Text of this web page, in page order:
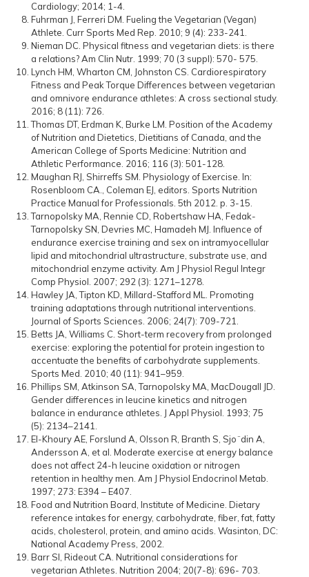
Cardiology; 2014; 1-4.
Fuhrman J, Ferreri DM. Fueling the Vegetarian (Vegan)
Athlete. Curr Sports Med Rep. 2010; 9 (4): 233-241.
Nieman DC. Physical fitness and vegetarian diets: is there
a relations? Am Clin Nutr. 1999; 70 (3 suppl): 570- 575.
Lynch HM, Wharton CM, Johnston CS. Cardiorespiratory
Fitness and Peak Torque Differences between vegetarian
and omnivore endurance athletes: A cross sectional study.
2016; 8 (11): 726.
Thomas DT, Erdman K, Burke LM. Position of the Academy
of Nutrition and Dietetics, Dietitians of Canada, and the
American College of Sports Medicine: Nutrition and
Athletic Performance. 2016; 116 (3): 501-128.
Maughan RJ, Shirreffs SM. Physiology of Exercise. In:
Rosenbloom CA., Coleman EJ, editors. Sports Nutrition
Practice Manual for Professionals. 5th 2012. p. 3-15.
Tarnopolsky MA, Rennie CD, Robertshaw HA, Fedak-
Tarnopolsky SN, Devries MC, Hamadeh MJ. Influence of
endurance exercise training and sex on intramyocellular
lipid and mitochondrial ultrastructure, substrate use, and
mitochondrial enzyme activity. Am J Physiol Regul Integr
Comp Physiol. 2007; 292 (3): 1271–1278.
Hawley JA, Tipton KD, Millard-Stafford ML. Promoting
training adaptations through nutritional interventions.
Journal of Sports Sciences. 2006; 24(7): 709-721.
Betts JA, Williams C. Short-term recovery from prolonged
exercise: exploring the potential for protein ingestion to
accentuate the benefits of carbohydrate supplements.
Sports Med. 2010; 40 (11): 941–959.
Phillips SM, Atkinson SA, Tarnopolsky MA, MacDougall JD.
Gender differences in leucine kinetics and nitrogen
balance in endurance athletes. J Appl Physiol. 1993; 75
(5): 2134–2141.
El-Khoury AE, Forslund A, Olsson R, Branth S, Sjo ̈ din A,
Andersson A, et al. Moderate exercise at energy balance
does not affect 24-h leucine oxidation or nitrogen
retention in healthy men. Am J Physiol Endocrinol Metab.
1997; 273: E394 – E407.
Food and Nutrition Board, Institute of Medicine. Dietary
reference intakes for energy, carbohydrate, fiber, fat, fatty
acids, cholesterol, protein, and amino acids. Wasinton, DC:
National Academy Press, 2002.
Barr SI, Rideout CA. Nutritional considerations for
vegetarian Athletes. Nutrition 2004; 20(7-8): 696- 703.